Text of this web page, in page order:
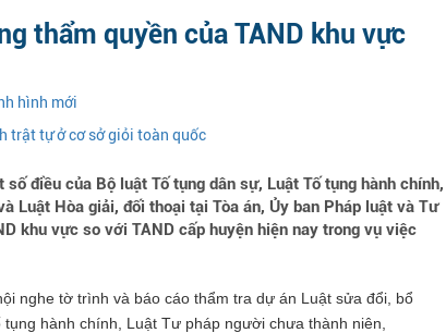
thẩm quyền của TAND khu vực
hình mới
trật tự ở cơ sở giỏi toàn quốc
điều của Bộ luật Tố tụng dân sự, Luật Tố tụng hành chính,
Luật Hòa giải, đối thoại tại Tòa án, Ủy ban Pháp luật và Tư
khu vực so với TAND cấp huyện hiện nay trong vụ việc
nghe tờ trình và báo cáo thẩm tra dự án Luật sửa đổi, bổ
hành chính, Luật Tư pháp người chưa thành niên,